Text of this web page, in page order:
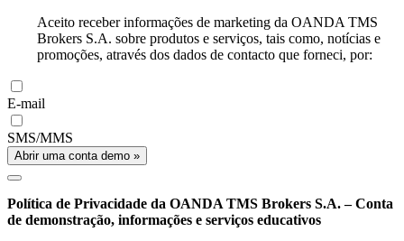
Aceito receber informações de marketing da OANDA TMS
Brokers S.A. sobre produtos e serviços, tais como, notícias e
promoções, através dos dados de contacto que forneci, por:
E-mail
SMS/MMS
Abrir uma conta demo »
Política de Privacidade da OANDA TMS Brokers S.A. – Conta
de demonstração, informações e serviços educativos